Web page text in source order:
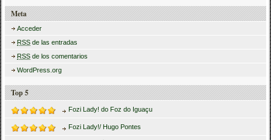
Meta
Acceder
RSS de las entradas
RSS de los comentarios
WordPress.org
Top 5
Fozi Lady! do Foz do Iguaçu
Fozi Lady!/ Hugo Pontes